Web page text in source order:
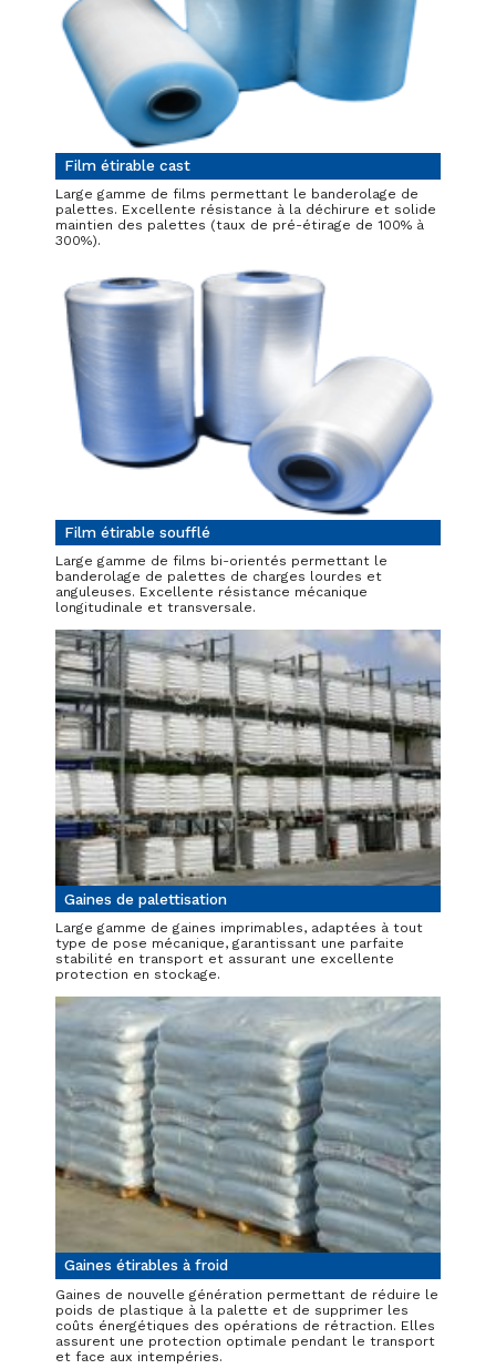
Film étirable cast
Large gamme de films permettant le banderolage de
palettes. Excellente résistance à la déchirure et solide
maintien des palettes (taux de pré-étirage de 100% à
300%).
Film étirable soufflé
Large gamme de films bi-orientés permettant le
banderolage de palettes de charges lourdes et
anguleuses. Excellente résistance mécanique
longitudinale et transversale.
Gaines de palettisation
Large gamme de gaines imprimables, adaptées à tout
type de pose mécanique, garantissant une parfaite
stabilité en transport et assurant une excellente
protection en stockage.
Gaines étirables à froid
Gaines de nouvelle génération permettant de réduire le
poids de plastique à la palette et de supprimer les
coûts énergétiques des opérations de rétraction. Elles
assurent une protection optimale pendant le transport
et face aux intempéries.